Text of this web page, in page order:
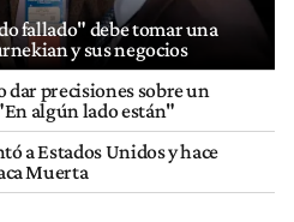
fallado" debe tomar una
y sus negocios
dar precisiones sobre un
algún lado están"
a Estados Unidos y hace
Muerta